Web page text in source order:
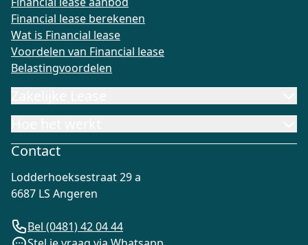
Financial lease berekenen
Wat is Financial lease
Voordelen van Financial lease
Belastingvoordelen
Contact
Lodderhoeksestraat 29 a
6687 LS Angeren
Bel (0481) 42 04 44